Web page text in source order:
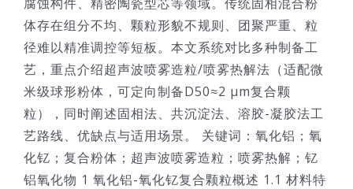
体存在组分不均、颗粒形貌不规则、团聚严重、粒
径难以精准调控等短板。本文系统对比多种制备工
艺，重点介绍超声波喷雾造粒/喷雾热解法（适配微
米级球形粉体，可定向制备D50≈2 μm复合颗
粒），同时阐述固相法、共沉淀法、溶胶-凝胶法工
艺路线、优缺点与适用场景。 关键词：氧化铝；氧
化钇；复合粉体；超声波喷雾造粒；喷雾热解；钇
铝氧化物 1 氧化铝-氧化钇复合颗粒概述 1.1 材料特